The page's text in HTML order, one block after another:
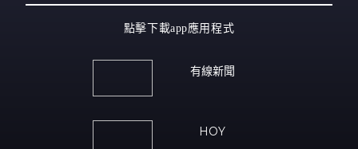
點擊下載app應用程式
有線新聞
HOY